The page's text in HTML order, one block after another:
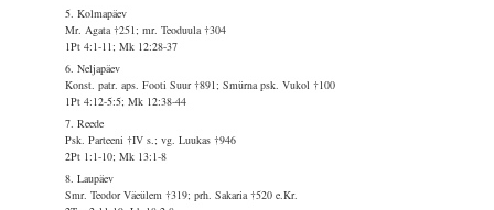
5. Kolmapäev
Mr. Agata †251; mr. Teoduula †304
1Pt 4:1-11; Mk 12:28-37
6. Neljapäev
Konst. patr. aps. Footi Suur †891; Smürna psk. Vukol †100
1Pt 4:12-5:5; Mk 12:38-44
7. Reede
Psk. Parteeni †IV s.; vg. Luukas †946
2Pt 1:1-10; Mk 13:1-8
8. Laupäev
Smr. Teodor Väeülem †319; prh. Sakaria †520 e.Kr.